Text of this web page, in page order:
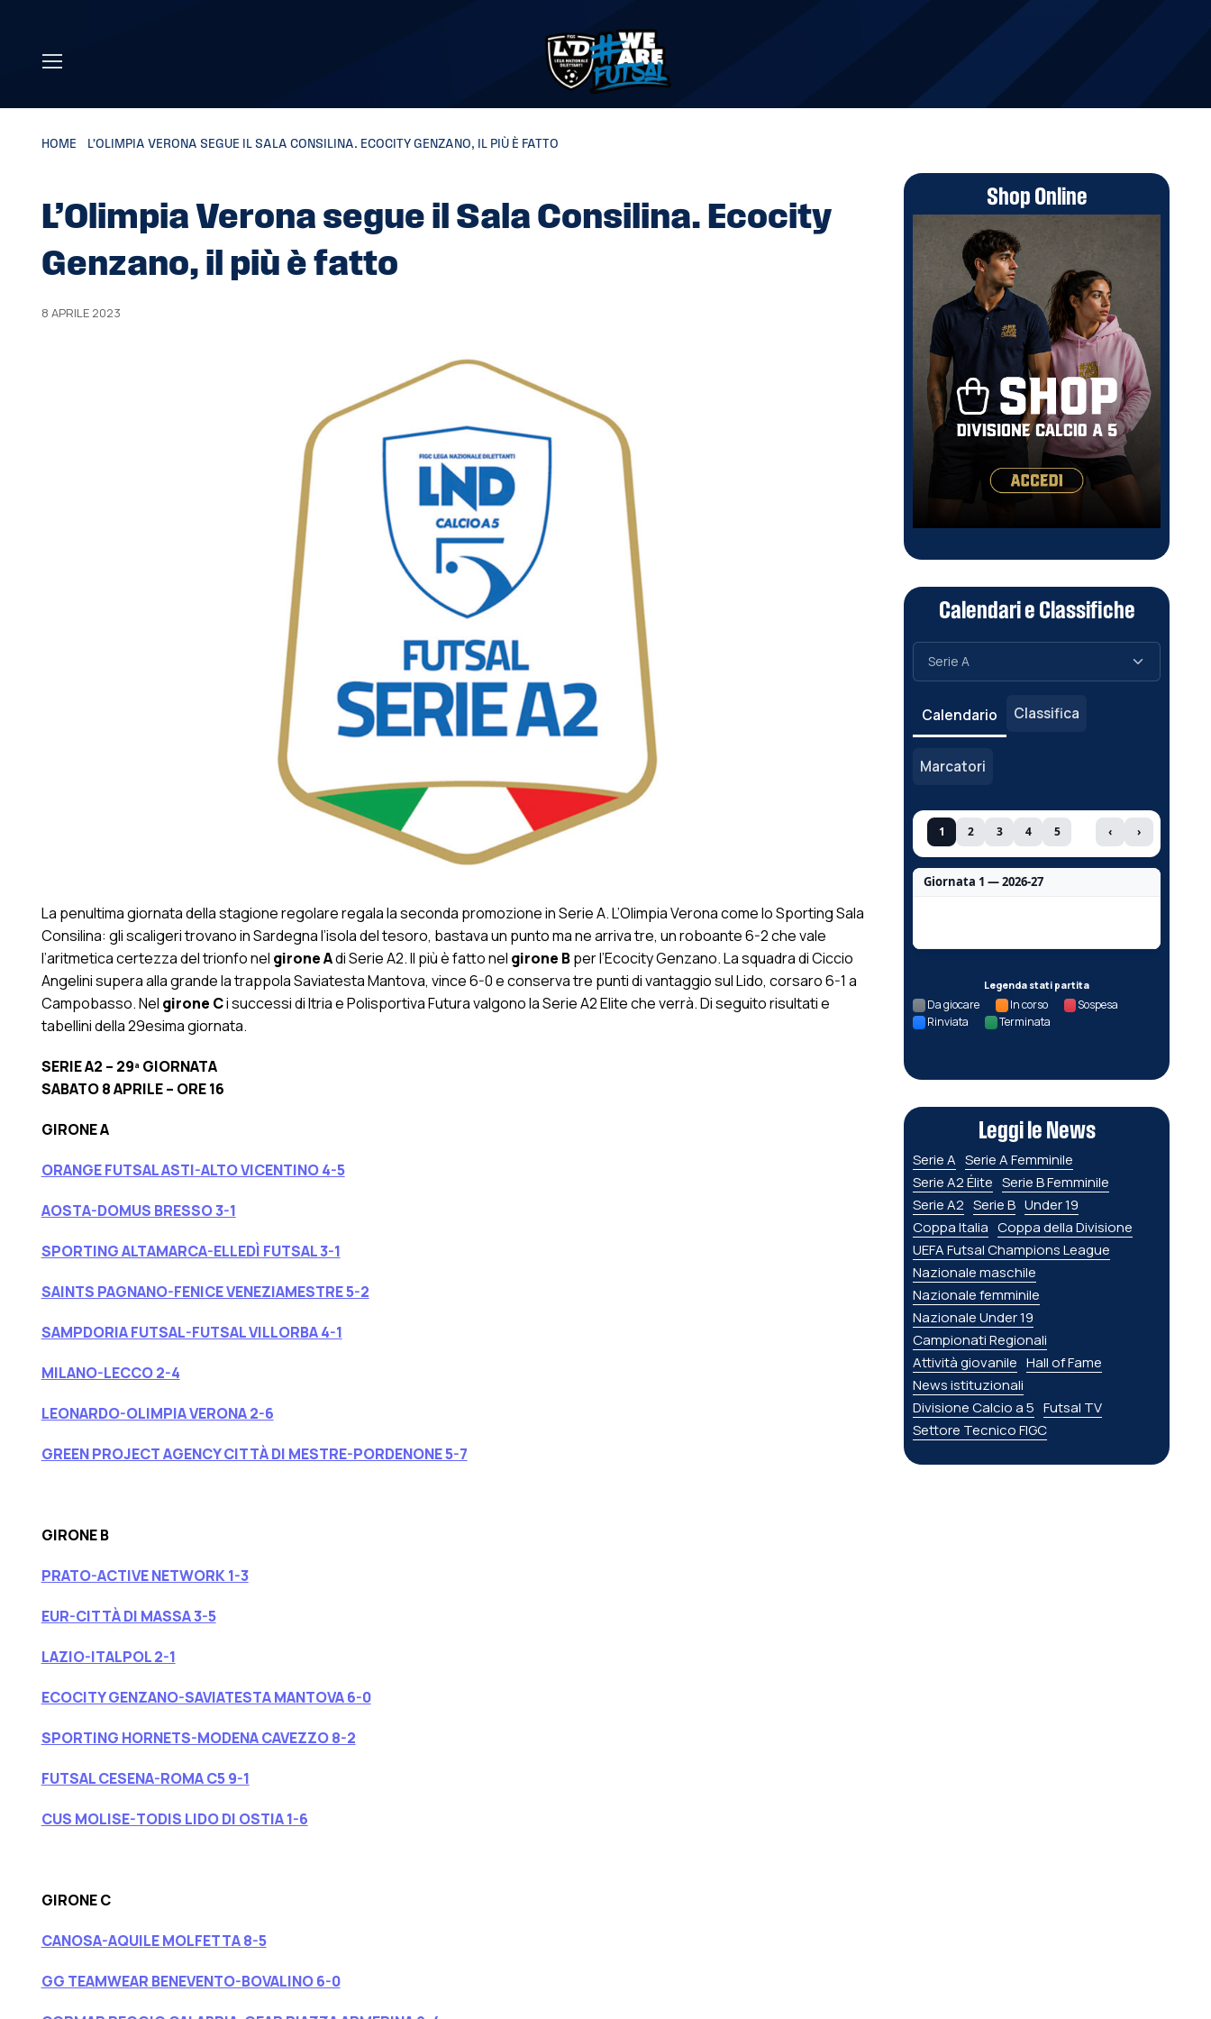
HOME L’OLIMPIA VERONA SEGUE IL SALA CONSILINA. ECOCITY GENZANO, IL PIÙ È FATTO
L’Olimpia Verona segue il Sala Consilina. Ecocity
Genzano, il più è fatto
8 APRILE 2023
La penultima giornata della stagione regolare regala la seconda promozione in Serie A. L’Olimpia Verona come lo Sporting Sala
Consilina: gli scaligeri trovano in Sardegna l’isola del tesoro, bastava un punto ma ne arriva tre, un roboante 6-2 che vale
l’aritmetica certezza del trionfo nel girone Adi Serie A2. Il più è fatto nel girone Bper l’Ecocity Genzano. La squadra di Ciccio
Angelini supera alla grande la trappola Saviatesta Mantova, vince 6-0 e conserva tre punti di vantaggio sul Lido, corsaro 6-1 a
Campobasso. Nel girone Ci successi di Itria e Polisportiva Futura valgono la Serie A2 Elite che verrà. Di seguito risultati e
tabellini della 29esima giornata.
SERIE A2 – 29ª GIORNATA
SABATO 8 APRILE – ORE 16
GIRONE A
ORANGE FUTSAL ASTI-ALTO VICENTINO 4-5
AOSTA-DOMUS BRESSO 3-1
SPORTING ALTAMARCA-ELLEDÌ FUTSAL 3-1
SAINTS PAGNANO-FENICE VENEZIAMESTRE 5-2
SAMPDORIA FUTSAL-FUTSAL VILLORBA 4-1
MILANO-LECCO 2-4
LEONARDO-OLIMPIA VERONA 2-6
GREEN PROJECT AGENCY CITTÀ DI MESTRE-PORDENONE 5-7
GIRONE B
PRATO-ACTIVE NETWORK 1-3
EUR-CITTÀ DI MASSA 3-5
LAZIO-ITALPOL 2-1
ECOCITY GENZANO-SAVIATESTA MANTOVA 6-0
SPORTING HORNETS-MODENA CAVEZZO 8-2
FUTSAL CESENA-ROMA C5 9-1
CUS MOLISE-TODIS LIDO DI OSTIA 1-6
GIRONE C
CANOSA-AQUILE MOLFETTA 8-5
GG TEAMWEAR BENEVENTO-BOVALINO 6-0
Shop Online
Calendari e Classifiche
Calendario Classifica
Marcatori
1 2 3 4 5 ‹ ›
Giornata 1 — 2026-27
Legenda stati partita
Da giocare In corso
Sospesa
Rinviata
Terminata
Leggi le News
Serie A Serie A Femminile
Serie A2 Élite Serie B Femminile
Serie A2 Serie B Under 19
Coppa Italia Coppa della Divisione
UEFA Futsal Champions League
Nazionale maschile
Nazionale femminile
Nazionale Under 19
Campionati Regionali
Attività giovanile Hall of Fame
News istituzionali
Divisione Calcio a 5 Futsal TV
Settore Tecnico FIGC